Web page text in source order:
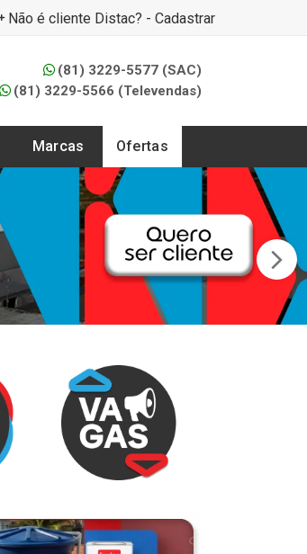
Não é cliente Distac? - Cadastrar
(81) 3229-5577 (SAC)
(81) 3229-5566 (Televendas)
Marcas Ofertas